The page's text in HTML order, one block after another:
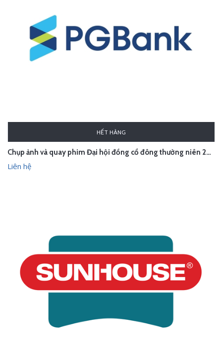
HẾT HÀNG
Chụp ảnh và quay phim Đại hội đồng cổ đông thường niên 2026 PGBank
Liên hệ